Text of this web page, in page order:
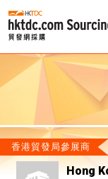
香港貿發局參展商
Hong